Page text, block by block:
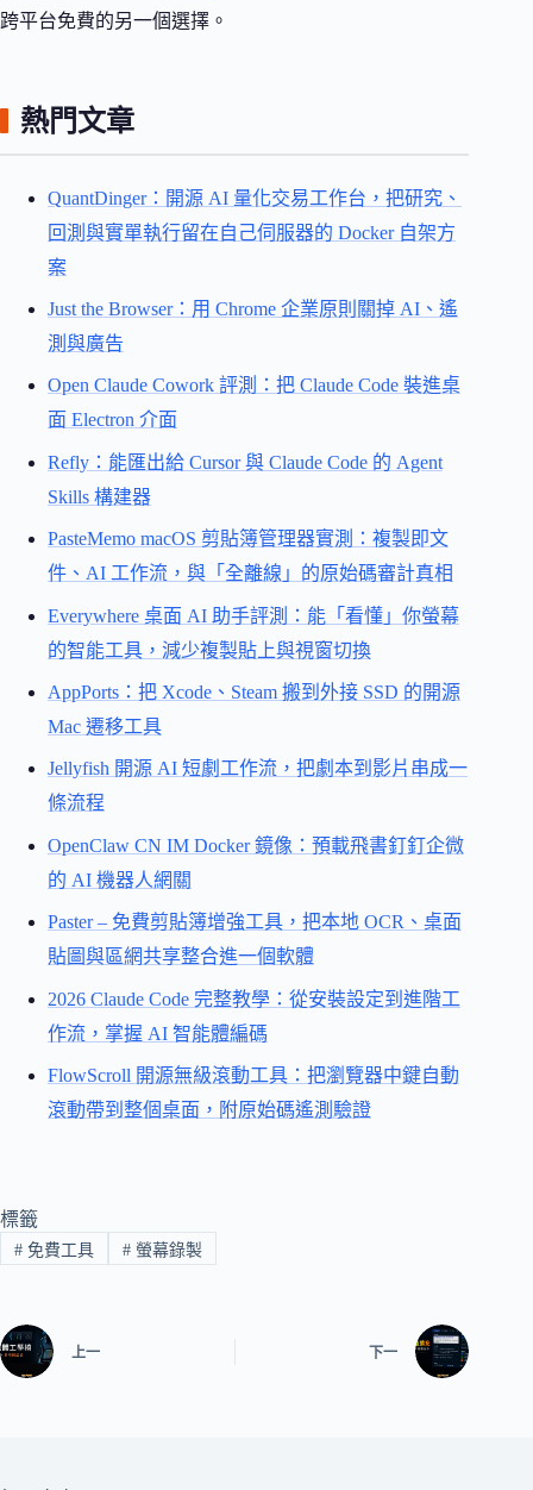
跨平台免費的另一個選擇。
熱門文章
QuantDinger：開源 AI 量化交易工作台，把研究、
回測與實單執行留在自己伺服器的 Docker 自架方
案
Just the Browser：用 Chrome 企業原則關掉 AI、遙
測與廣告
Open Claude Cowork 評測：把 Claude Code 裝進桌
面 Electron 介面
Refly：能匯出給 Cursor 與 Claude Code 的 Agent
Skills 構建器
PasteMemo macOS 剪貼簿管理器實測：複製即文
件、AI 工作流，與「全離線」的原始碼審計真相
Everywhere 桌面 AI 助手評測：能「看懂」你螢幕
的智能工具，減少複製貼上與視窗切換
AppPorts：把 Xcode、Steam 搬到外接 SSD 的開源
Mac 遷移工具
Jellyfish 開源 AI 短劇工作流，把劇本到影片串成一
條流程
OpenClaw CN IM Docker 鏡像：預載飛書釘釘企微
的 AI 機器人網關
Paster – 免費剪貼簿增強工具，把本地 OCR、桌面
貼圖與區網共享整合進一個軟體
2026 Claude Code 完整教學：從安裝設定到進階工
作流，掌握 AI 智能體編碼
FlowScroll 開源無級滾動工具：把瀏覽器中鍵自動
滾動帶到整個桌面，附原始碼遙測驗證
標籤
#免費工具 #螢幕錄製
上一 下一